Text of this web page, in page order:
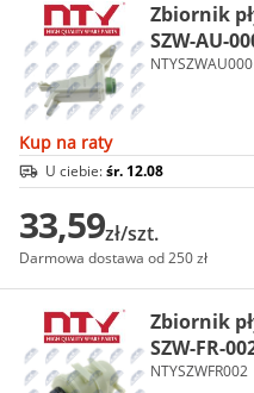
Zbiornik
SZW-AU-
NTYSZWAU000
Kup na raty
U ciebie:śr. 12.08
33,59zł/szt.
Darmowa dostawa od 250 zł
Zbiornik
SZW-FR-
NTYSZWFR002